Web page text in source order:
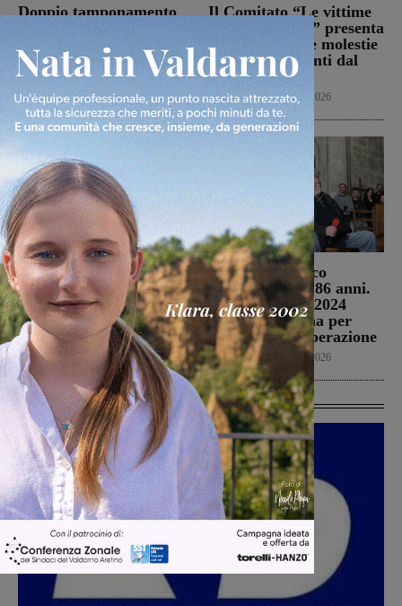
Doppio tamponamento
Firenze sud e Incisa: sei
persone ferite
Cronaca 6 Agosto 2026
Il Comitato “Le vittime
di Podere Rota” presenta
un esposto sulle molestie
olfattive derivanti dal
sito
Cronaca 6 Agosto 2026
Da Toscana, Emilia
Romgna, Umbria e Lazio
le avversarie di
Montevarchi e
Terranuova Traiana
Calcio 6 Agosto 2026
Morto Francesco
Guccini, aveva 86 anni.
Il 25 aprile del 2024
venne a Gropina per
celebrare la Liberazione
Cronaca 6 Agosto 2026
Ultime Calcio